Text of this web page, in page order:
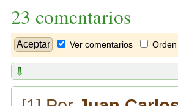
23 comentarios
Ver comentarios